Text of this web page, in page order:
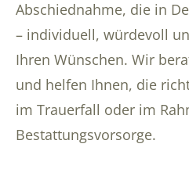
Abschiednahme, die in
– individuell, würdevoll
Ihren Wünschen. Wir
und helfen Ihnen, die
im Trauerfall oder im
Bestattungsvorsorge.